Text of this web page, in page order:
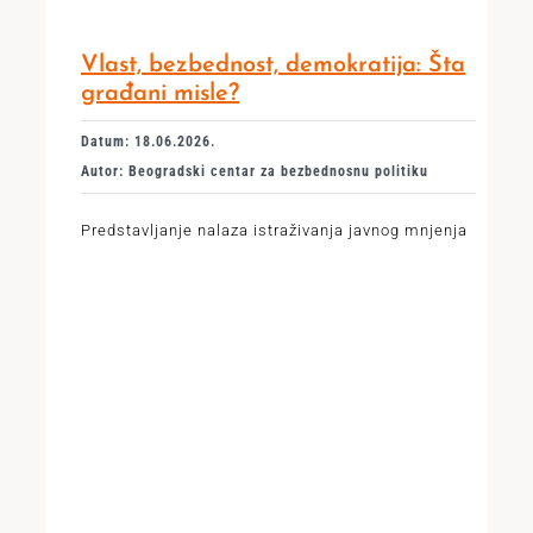
Vlast, bezbednost, demokratija: Šta
građani misle?
Datum: 18.06.2026.
Autor: Beogradski centar za bezbednosnu politiku
Predstavljanje nalaza istraživanja javnog mnjenja